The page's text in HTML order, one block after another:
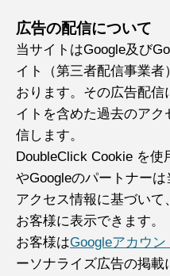
広告の配信について
当サイトはGoogle及び
イト（第三者配信事業
おります。その広告配
イトを含めた過去のア
信します。
DoubleClick Cookie を使
やGoogleのパートナー
アクセス情報に基づい
お客様に表示できます。
お客様はGoogleアカウ
ーソナライズ広告の掲